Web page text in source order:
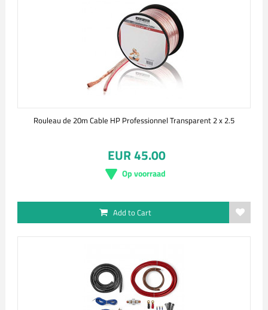
Rouleau de 20m Cable HP Professionnel Transparent 2 x 2.5
EUR 45.00
Op voorraad
Add to Cart